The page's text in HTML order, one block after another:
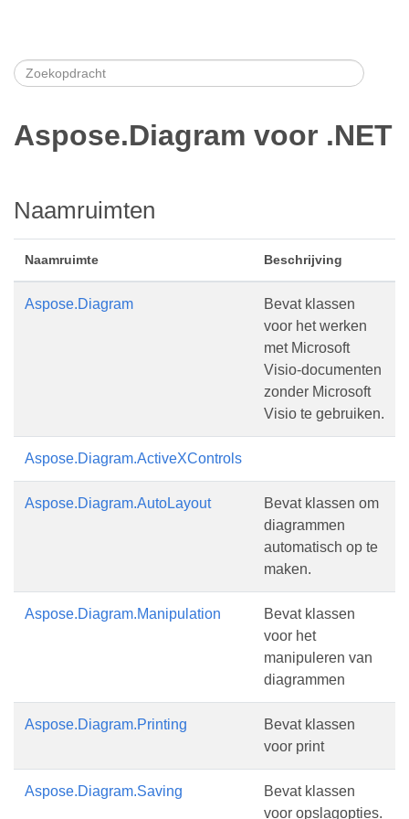
Aspose.Diagram voor .NET
Naamruimten
Naamruimte Beschrijving
Aspose.Diagram
Bevat klassen
voor het werken
met Microsoft
Visio-documenten
zonder Microsoft
Visio te gebruiken.
Aspose.Diagram.ActiveXControls
Aspose.Diagram.AutoLayout
Bevat klassen om
diagrammen
automatisch op te
maken.
Aspose.Diagram.Manipulation
Bevat klassen
voor het
manipuleren van
diagrammen
Aspose.Diagram.Printing
Bevat klassen
voor print
Aspose.Diagram.Saving
Bevat klassen
voor opslagopties.